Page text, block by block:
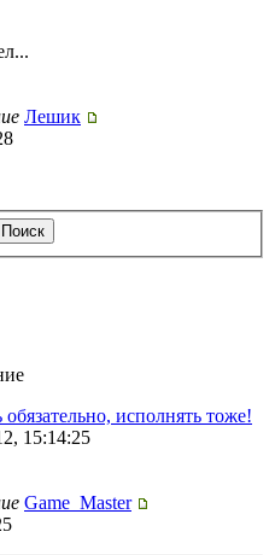
Лешик
исполнять тоже!
15:14:25
Game_Master